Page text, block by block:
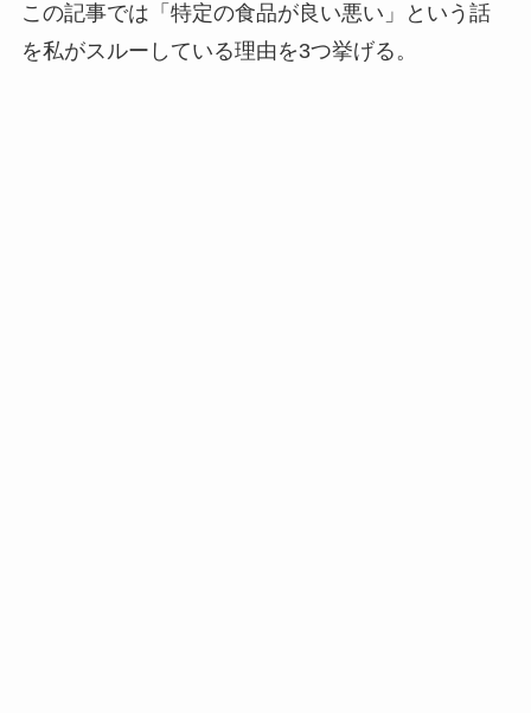
この記事では「特定の食品が良い悪い」という話
を私がスルーしている理由を3つ挙げる。